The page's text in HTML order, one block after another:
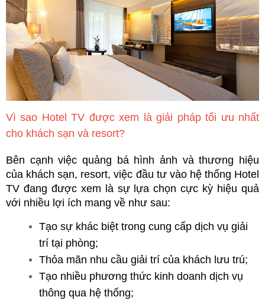
Vì sao Hotel TV được xem là giải pháp tối ưu nhất
cho khách sạn và resort?
Bên cạnh việc quảng bá hình ảnh và thương hiệu
của khách sạn, resort, việc đầu tư vào hệ thống Hotel
TV đang được xem là sự lựa chọn cực kỳ hiệu quả
với nhiều lợi ích mang về như sau:
Tạo sự khác biệt trong cung cấp dịch vụ giải
trí tại phòng;
Thỏa mãn nhu cầu giải trí của khách lưu trú;
Tạo nhiều phương thức kinh doanh dịch vụ
thông qua hệ thống;